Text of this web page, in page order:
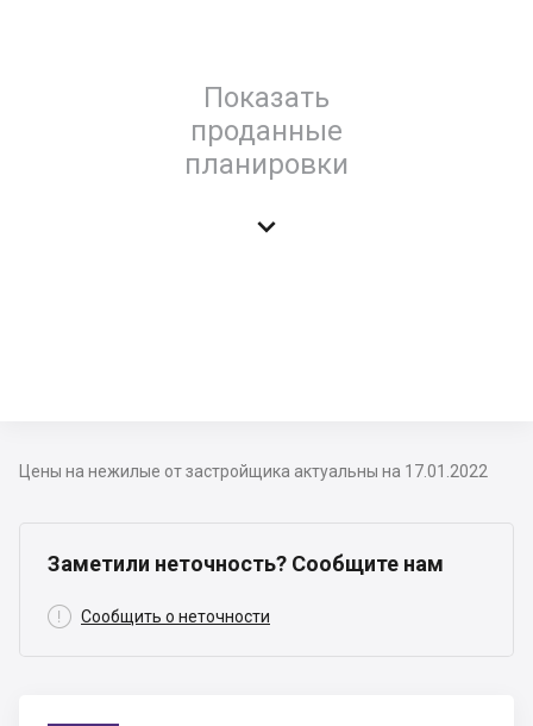
Показать
проданные
планировки

Цены на нежилые от застройщика актуальны на 17.01.2022
Заметили неточность? Сообщите нам
 Сообщить о неточности